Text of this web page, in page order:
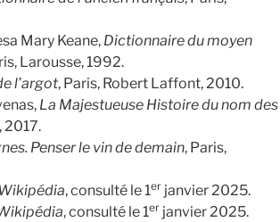
Mary Keane, Dictionnaire du moyen
Larousse, 1992.
l’argot, Paris, Robert Laffont, 2010.
La Majestueuse Histoire du nom des
2017.
Penser le vin de demain, Paris,
, consulté le 1er janvier 2025.
, consulté le 1er janvier 2025.